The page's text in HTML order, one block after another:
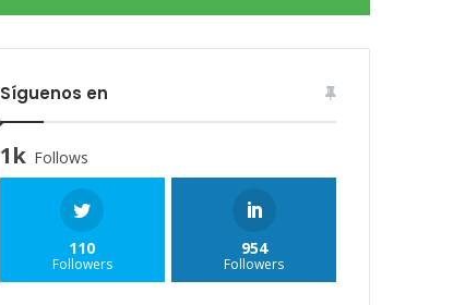
Síguenos en
1k Follows
110
Followers
954
Followers